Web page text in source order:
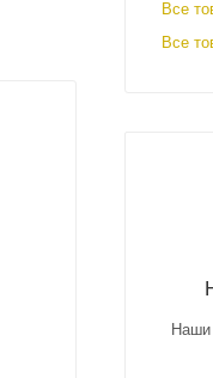
Все
Все
Наши